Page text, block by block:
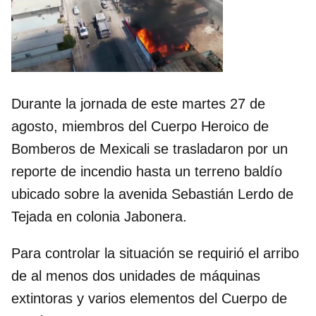
Durante la jornada de este martes 27 de
agosto, miembros del Cuerpo Heroico de
Bomberos de Mexicali se trasladaron por un
reporte de incendio hasta un terreno baldío
ubicado sobre la avenida Sebastián Lerdo de
Tejada en colonia Jabonera.
Para controlar la situación se requirió el arribo
de al menos dos unidades de máquinas
extintoras y varios elementos del Cuerpo de